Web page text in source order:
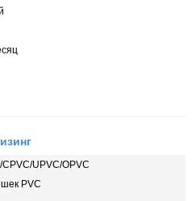
UPVC/OPVC
PVC